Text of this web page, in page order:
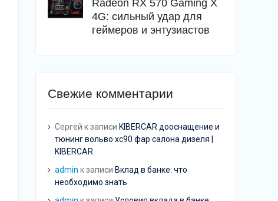
Radeon RX 570 Gaming X
4G: сильный удар для
геймеров и энтузиастов
Свежие комментарии
Сергей к записи KIBERCAR дооснащение и
тюнинг вольво хс90 фар салона дизеля |
KIBERCAR
admin к записи Вклад в банке: что
необходимо знать